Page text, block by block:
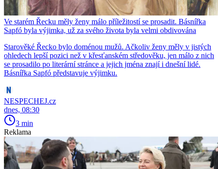
Ve starém Řecku měly ženy málo příležitostí se prosadit. Básnířka
Sapfó byla výjimka, už za svého života byla velmi obdivována
Starověké Řecko bylo doménou mužů. Ačkoliv ženy měly v jistých
ohledech lepší pozici než v křesťanském středověku, jen málo z nich
se prosadilo po literární stránce a jejich jména znají i dnešní lidé.
Básnířka Sapfó představuje výjimku.
NESPECHEJ.cz
dnes, 08:30
3 min
Reklama